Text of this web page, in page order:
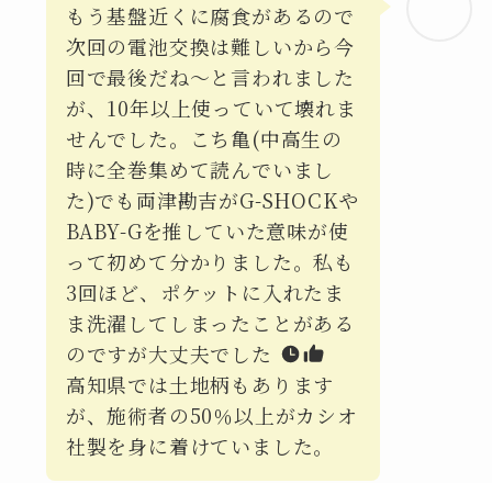
もう基盤近くに腐食があるので
次回の電池交換は難しいから今
回で最後だね～と言われました
が、10年以上使っていて壊れま
せんでした。こち亀(中高生の
時に全巻集めて読んでいまし
た)でも両津勘吉がG-SHOCKや
BABY-Gを推していた意味が使
って初めて分かりました。私も
3回ほど、ポケットに入れたま
ま洗濯してしまったことがある
のですが大丈夫でした
高知県では土地柄もあります
が、施術者の50％以上がカシオ
社製を身に着けていました。